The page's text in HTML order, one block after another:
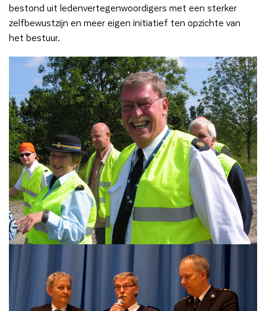
bestond uit ledenvertegenwoordigers met een sterker
zelfbewustzijn en meer eigen initiatief ten opzichte van
het bestuur.